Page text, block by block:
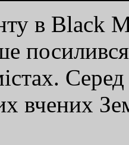
в Black
Серед
вчених